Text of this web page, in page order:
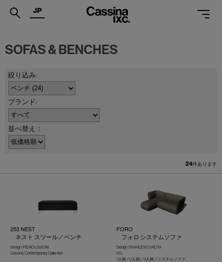
.
SERVICES
PROJECTS
MAGAZINE
SUPPORT
PROFESSIONAL
JP
SOFAS & BENCHES
並べ替え：
24件あります
253 NEST
ネスト スツール／ベンチ
Design : PIERO LISSONI
Cassina | Contemporary Collection
FORO
フォロ システムソファ
Design : FRANCESCO ROTA
IXC
1人掛／2人掛／3人掛／システムソファ